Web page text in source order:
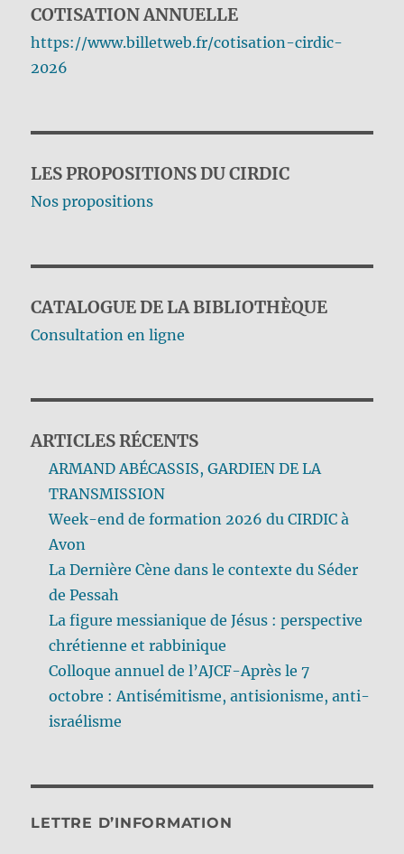
COTISATION ANNUELLE
https://www.billetweb.fr/cotisation-cirdic-
2026
LES PROPOSITIONS DU CIRDIC
Nos propositions
CATALOGUE DE LA BIBLIOTHÈQUE
Consultation en ligne
ARTICLES RÉCENTS
ARMAND ABÉCASSIS, GARDIEN DE LA
TRANSMISSION
Week-end de formation 2026 du CIRDIC à
Avon
La Dernière Cène dans le contexte du Séder
de Pessah
La figure messianique de Jésus : perspective
chrétienne et rabbinique
Colloque annuel de l’AJCF-Après le 7
octobre : Antisémitisme, antisionisme, anti-
israélisme
LETTRE D’INFORMATION